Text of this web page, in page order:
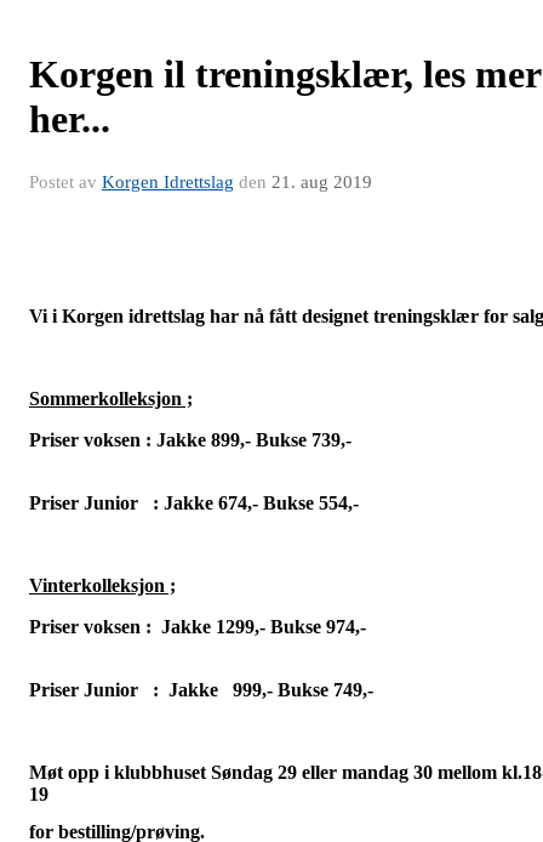
Korgen il treningsklær, les mer
her...
Postet av Korgen Idrettslag den 21. aug 2019
Vi i Korgen idrettslag har nå fått designet treningsklær for
Sommerkolleksjon ;
Priser voksen : Jakke 899,- Bukse 739,-
Priser Junior : Jakke 674,- Bukse 554,-
Vinterkolleksjon ;
Priser voksen : Jakke 1299,- Bukse 974,-
Priser Junior : Jakke 999,- Bukse 749,-
Møt opp i klubbhuset Søndag 29 eller mandag 30 mellom
19
for bestilling/prøving.